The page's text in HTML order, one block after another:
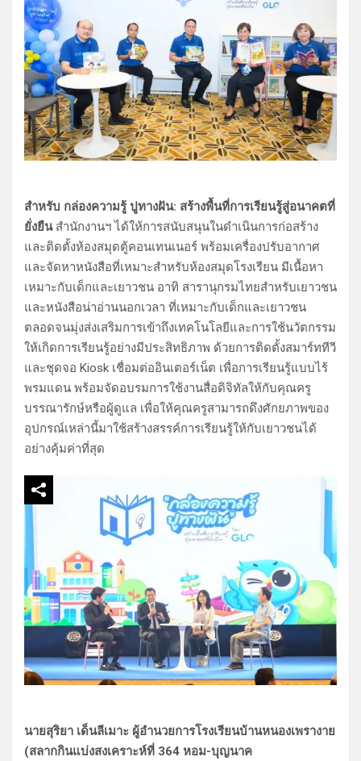
สำหรับ กล่องความรู้ ปูทางฝัน: สร้างพื้นที่การเรียนรู้สู่อนาคตที่
ยั่งยืนสำนักงานฯ ได้ให้การสนับสนุนในดำเนินการก่อสร้าง
และติดตั้งห้องสมุดตู้คอนเทนเนอร์ พร้อมเครื่องปรับอากาศ
และจัดหาหนังสือที่เหมาะสำหรับห้องสมุดโรงเรียน มีเนื้อหา
เหมาะกับเด็กและเยาวชน อาทิ สารานุกรมไทยสำหรับเยาวชน
และหนังสือน่าอ่านนอกเวลา ที่เหมาะกับเด็กและเยาวชน
ตลอดจนมุ่งส่งเสริมการเข้าถึงเทคโนโลยีและการใช้นวัตกรรม
ให้เกิดการเรียนรู้อย่างมีประสิทธิภาพ ด้วยการติดตั้งสมาร์ททีวี
และชุดจอ Kiosk เชื่อมต่ออินเตอร์เน็ต เพื่อการเรียนรู้แบบไร้
พรมแดน พร้อมจัดอบรมการใช้งานสื่อดิจิทัลให้กับคุณครู
บรรณารักษ์หรือผู้ดูแล เพื่อให้คุณครูสามารถดึงศักยภาพของ
อุปกรณ์เหล่านี้มาใช้สร้างสรรค์การเรียนรู้ให้กับเยาวชนได้
อย่างคุ้มค่าที่สุด
นายสุริยา เด็นลีเมาะ ผู้อำนวยการโรงเรียนบ้านหนองเพรางาย
(สลากกินแบ่งสงเคราะห์ที่ 364 หอม-บุญนาค